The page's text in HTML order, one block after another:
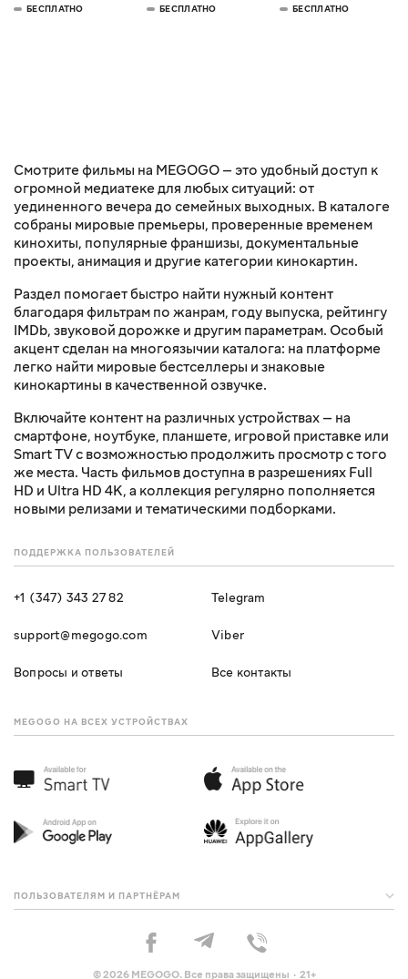
БЕСПЛАТНО БЕСПЛАТНО БЕСПЛАТНО
Смотрите фильмы на MEGOGO — это удобный доступ к
огромной медиатеке для любых ситуаций: от
уединенного вечера до семейных выходных. В каталоге
собраны мировые премьеры, проверенные временем
кинохиты, популярные франшизы, документальные
проекты, анимация и другие категории кинокартин.
Раздел помогает быстро найти нужный контент
благодаря фильтрам по жанрам, году выпуска, рейтингу
IMDb, звуковой дорожке и другим параметрам. Особый
акцент сделан на многоязычии каталога: на платформе
легко найти мировые бестселлеры и знаковые
кинокартины в качественной озвучке.
Включайте контент на различных устройствах — на
смартфоне, ноутбуке, планшете, игровой приставке или
Smart TV с возможностью продолжить просмотр с того
же места. Часть фильмов доступна в разрешениях Full
HD и Ultra HD 4K, а коллекция регулярно пополняется
новыми релизами и тематическими подборками.
ПОДДЕРЖКА ПОЛЬЗОВАТЕЛЕЙ
+1 (347) 343 27 82
support@megogo.com
Вопросы и ответы
Telegram
Viber
Все контакты
MEGOGO НА ВСЕХ УСТРОЙСТВАХ
ПОЛЬЗОВАТЕЛЯМ И ПАРТНЁРАМ
© 2026 MEGOGO. Все права защищены · 21+